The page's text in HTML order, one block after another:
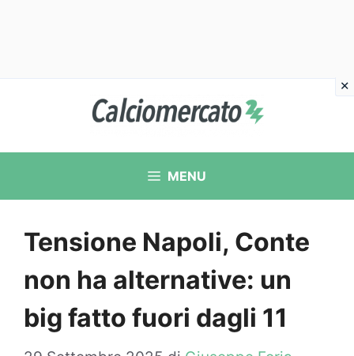
contenuto
MENU
Tensione Napoli, Conte
non ha alternative: un
big fatto fuori dagli 11